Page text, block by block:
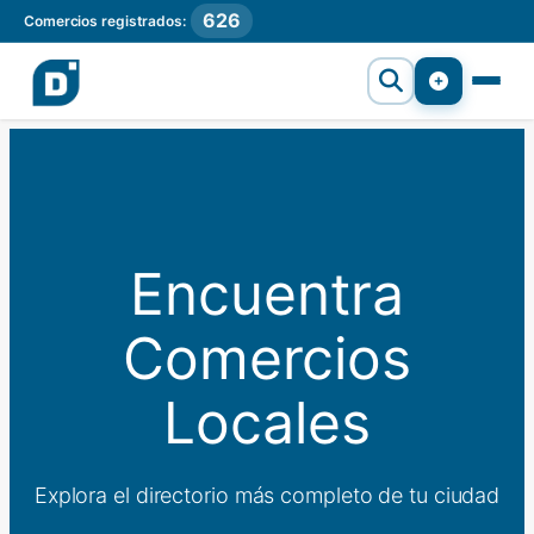
Comercios registrados: 626
Encuentra
Comercios
Locales
Explora el directorio más completo de tu ciudad